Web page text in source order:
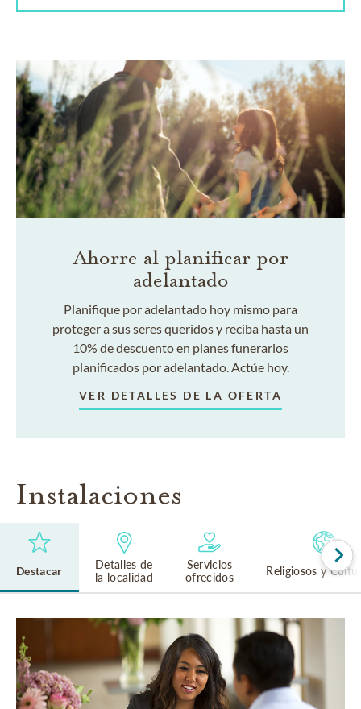
Ahorre al planificar por
adelantado
Planifique por adelantado hoy mismo para
proteger a sus seres queridos y reciba hasta un
10% de descuento en planes funerarios
planificados por adelantado. Actúe hoy.
VER DETALLES DE LA OFERTA
Instalaciones
Destacar
Detalles de
la localidad
Servicios
ofrecidos
Religiosos y